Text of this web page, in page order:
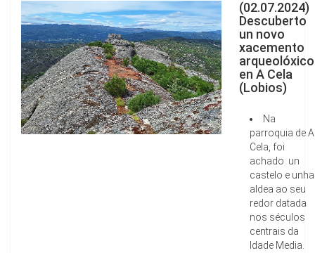
(02.07.2024)
Descuberto
un novo
xacemento
arqueolóxico
en A Cela
(Lobios)
Na
parroquia de A
Cela, foi
achado un
castelo e unha
aldea ao seu
redor datada
nos séculos
centrais da
Idade Media.